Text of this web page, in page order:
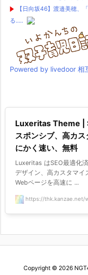
【日向坂46】渡邉美穂、
る.....
Powered by livedoor 相
Luxeritas Theme |
スポンシブ、高カ
にかく速い、無料
Luxeritas はSEO最適化
デザイン、高カスタマイ
Webページを高速に ...
https://thk.kanzae.net/
Copyright © 2026